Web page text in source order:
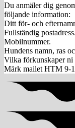
Du anmäler dig
följande information:
Ditt för- och
Fullständig postadress.
Mobilnummer.
Hundens namn, ras
Vilka förkunskaper ni
Märk mailet HTM 9-